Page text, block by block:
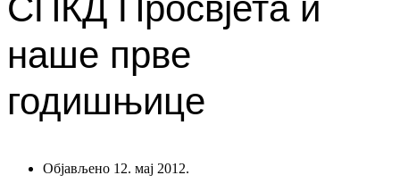
наше прве
годишњице
Објављено 12. мај 2012.